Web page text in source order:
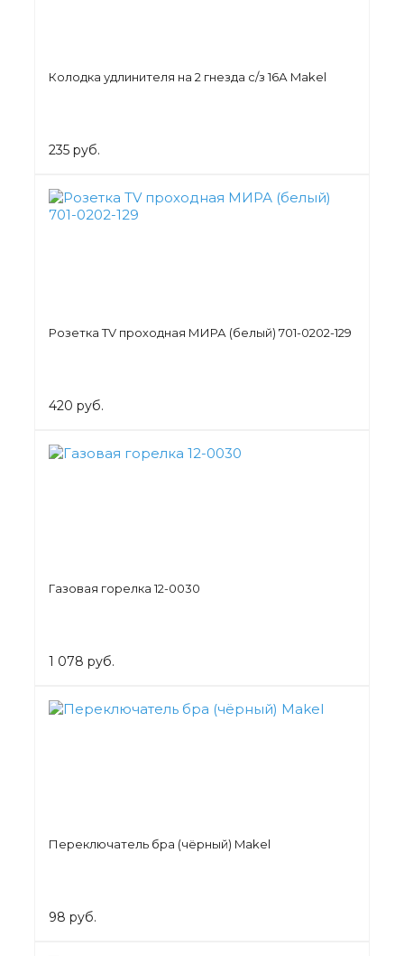
Колодка удлинителя на 2 гнезда с/з 16А Makel
235 руб.
Розетка TV проходная МИРА (белый) 701-0202-129
420 руб.
Газовая горелка 12-0030
1 078 руб.
Переключатель бра (чёрный) Makel
98 руб.